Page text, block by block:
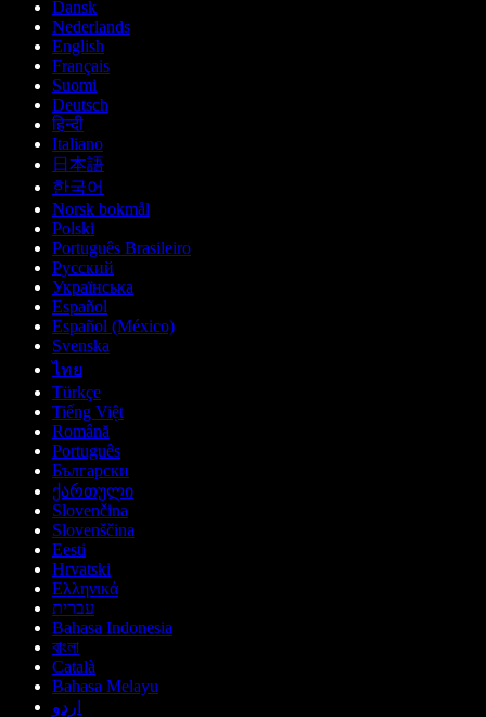
Dansk
Nederlands
English
Français
Suomi
Deutsch
हिन्दी
Italiano
日本語
한국어
Norsk bokmål
Polski
Português Brasileiro
Русский
Українська
Español
Español (México)
Svenska
ไทย
Türkçe
Tiếng Việt
Română
Português
Български
ქართული
Slovenčina
Slovenščina
Eesti
Hrvatski
Ελληνικά
עברית
Bahasa Indonesia
বাংলা
Català
Bahasa Melayu
اردو